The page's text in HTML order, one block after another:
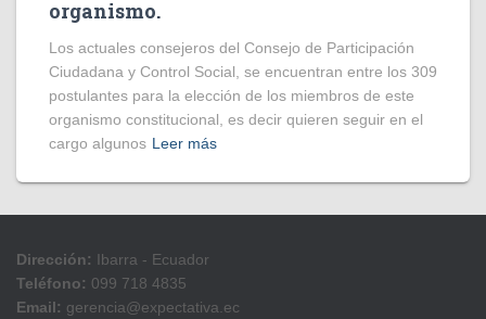
organismo.
Los actuales consejeros del Consejo de Participación
Ciudadana y Control Social, se encuentran entre los 309
postulantes para la elección de los miembros de este
organismo constitucional, es decir quieren seguir en el
cargo algunos Leer más
Dirección: Ibarra - Ecuador
Teléfono: 099 718 4835
Email: gerencia@expectativa.ec